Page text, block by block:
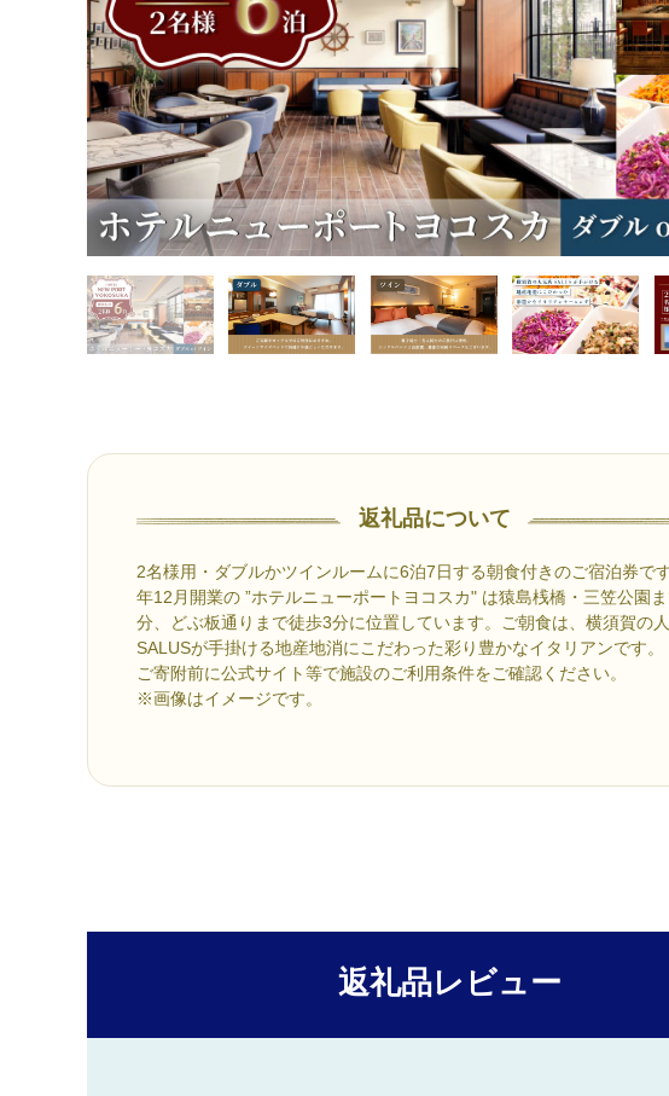
返礼品について
2名様用・ダブルかツインルームに6泊7日する朝食付きのご宿泊券で
年12月開業の ”ホテルニューポートヨコスカ" は猿島桟橋・三笠公園
分、どぶ板通りまで徒歩3分に位置しています。ご朝食は、横須賀の
SALUSが手掛ける地産地消にこだわった彩り豊かなイタリアンです。
ご寄附前に公式サイト等で施設のご利用条件をご確認ください。
※画像はイメージです。
返礼品レビュー